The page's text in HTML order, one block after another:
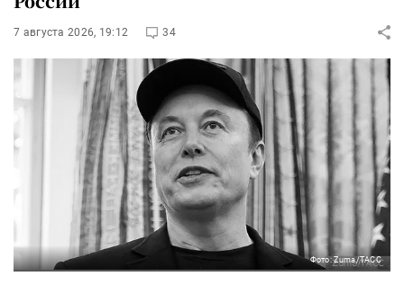
7 августа 2026, 19:12 34
Фото: Zuma/ТАСС